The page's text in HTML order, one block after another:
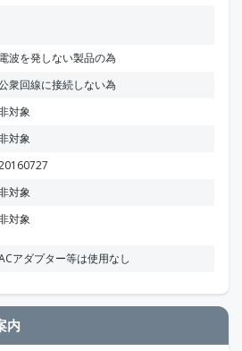
電波を発しない製品の為
衆回線に接続しない為
対象
対象
対象
対象
アダプター等は使用なし
内